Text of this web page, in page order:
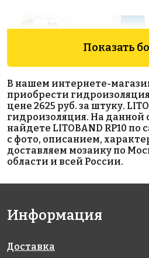
656 руб.
материалы
для
выравнивания
LITOLIV S10
EXPRESS
287 руб.
клей
LITOKOL X11
EVO - NEW!!!
Показать
В нашем интернете-
приобрести гидроизоляция
цене 2625 руб. за штуку.
гидроизоляция. На данной
найдете LITOBAND RP10
с фото, описанием,
доставляем мозаику по
области и всей России.
Информация
Доставка